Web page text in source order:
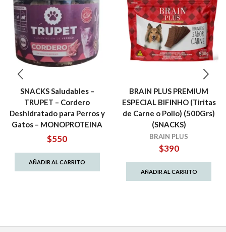
SNACKS Saludables –
TRUPET – Cordero
Deshidratado para Perros y
Gatos – MONOPROTEINA
$550
AÑADIR AL CARRITO
BRAIN PLUS PREMIUM
ESPECIAL BIFINHO (Tiritas
de Carne o Pollo) (500Grs)
(SNACKS)
BRAIN PLUS
$390
AÑADIR AL CARRITO